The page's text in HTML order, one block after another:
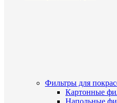
Фильтры для
Картонные
Напольные